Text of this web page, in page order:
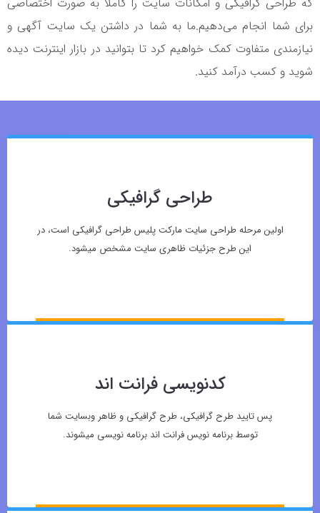
برای شما انجام می‌دهیم.ما به شما در داشتن یک سایت آگهی و
نیازمندی متفاوت کمک خواهیم کرد تا بتوانید در بازار اینترنت دیده
شوید و کسب درآمد کنید.
طراحی گرافیکی
اولین مرحله طراحی سایت مارکت پلیس طراحی گرافیکی است، در
این طرح جزئیات ظاهری سایت مشخص میشود.
کدنویسی فرانت اند
پس تایید طرح گرافیکی، طرح گرافیکی و ظاهر وبسایت شما
توسط برنامه نویس فرانت اند برنامه نویسی میشوند.